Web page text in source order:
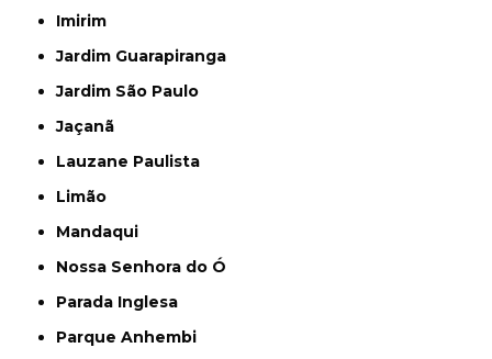
Imirim
Jardim Guarapiranga
Jardim São Paulo
Jaçanã
Lauzane Paulista
Limão
Mandaqui
Nossa Senhora do Ó
Parada Inglesa
Parque Anhembi